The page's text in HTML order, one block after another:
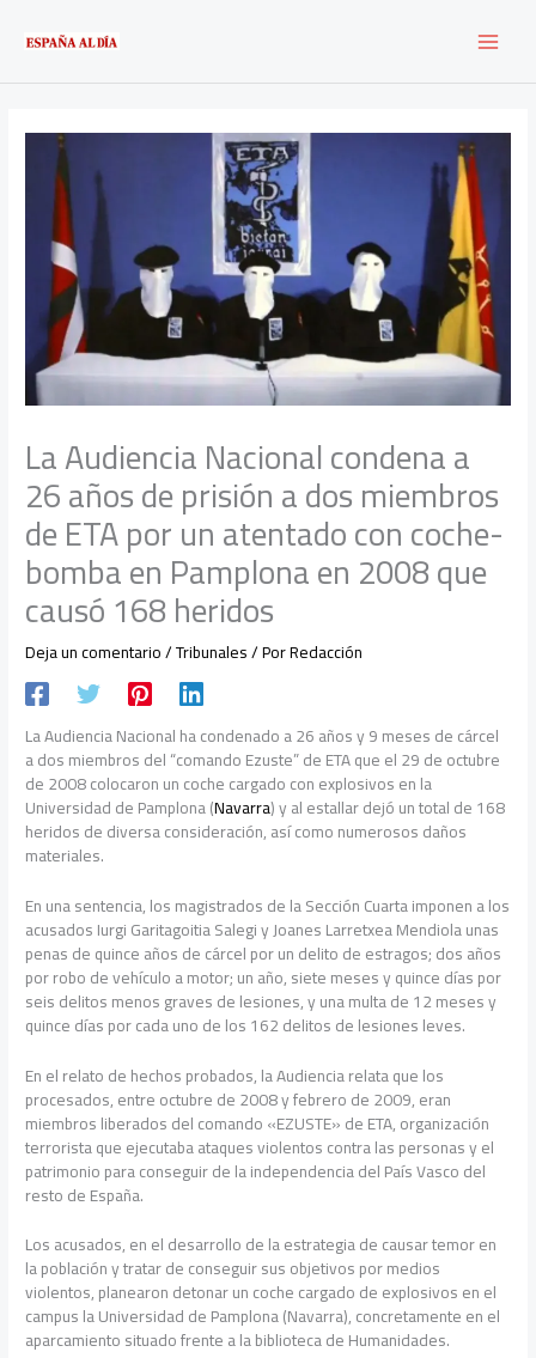
contenido
La Audiencia Nacional condena a
26 años de prisión a dos miembros
de ETA por un atentado con coche-
bomba en Pamplona en 2008 que
causó 168 heridos
Deja un comentario/Tribunales/ PorRedacción
La Audiencia Nacional ha condenado a 26 años y 9 meses de cárcel
a dos miembros del “comando Ezuste” de ETA que el 29 de octubre
de 2008 colocaron un coche cargado con explosivos en la
Universidad de Pamplona (Navarra) y al estallar dejó un total de 168
heridos de diversa consideración, así como numerosos daños
materiales.
En una sentencia, los magistrados de la Sección Cuarta imponen a los
acusados Iurgi Garitagoitia Salegi y Joanes Larretxea Mendiola unas
penas de quince años de cárcel por un delito de estragos; dos años
por robo de vehículo a motor; un año, siete meses y quince días por
seis delitos menos graves de lesiones, y una multa de 12 meses y
quince días por cada uno de los 162 delitos de lesiones leves.
En el relato de hechos probados, la Audiencia relata que los
procesados, entre octubre de 2008 y febrero de 2009, eran
miembros liberados del comando «EZUSTE» de ETA, organización
terrorista que ejecutaba ataques violentos contra las personas y el
patrimonio para conseguir de la independencia del País Vasco del
resto de España.
Los acusados, en el desarrollo de la estrategia de causar temor en
la población y tratar de conseguir sus objetivos por medios
violentos, planearon detonar un coche cargado de explosivos en el
campus la Universidad de Pamplona (Navarra), concretamente en el
aparcamiento situado frente a la biblioteca de Humanidades.